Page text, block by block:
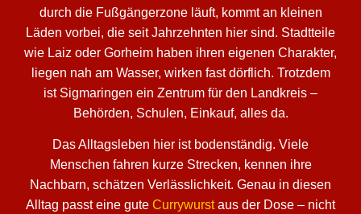
durch die Fußgängerzone läuft, kommt an kleinen
Läden vorbei, die seit Jahrzehnten hier sind. Stadtteile
wie Laiz oder Gorheim haben ihren eigenen Charakter,
liegen nah am Wasser, wirken fast dörflich. Trotzdem
ist Sigmaringen ein Zentrum für den Landkreis –
Behörden, Schulen, Einkauf, alles da.
Das Alltagsleben hier ist bodenständig. Viele
Menschen fahren kurze Strecken, kennen ihre
Nachbarn, schätzen Verlässlichkeit. Genau in diesen
Alltag passt eine gute Currywurstaus der Dose – nicht